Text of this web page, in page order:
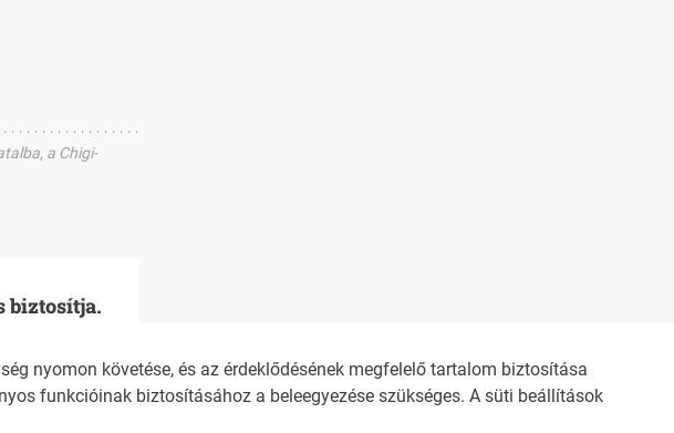
nyomon követése, és az érdeklődésének megfelelő tartalom biztosítása
funkcióinak biztosításához a beleegyezése szükséges. A süti beállítások
a Chigi-
biztosítja.